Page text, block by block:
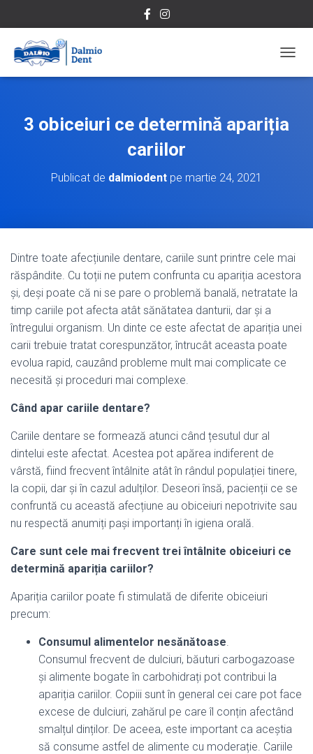
O
Ă
3 obiceiuri ce determină apariția
cariilor
Publicat de dalmiodent pe martie 24, 2021
Dintre toate afecțiunile dentare, cariile sunt printre cele mai
răspândite. Cu toții ne putem confrunta cu apariția acestora
și, deși poate că ni se pare o problemă banală, netratate la
timp cariile pot afecta atât sănătatea danturii, dar și a
întregului organism. Un dinte ce este afectat de apariția unei
carii trebuie tratat corespunzător, întrucât aceasta poate
evolua rapid, cauzând probleme mult mai complicate ce
necesită și proceduri mai complexe.
Când apar cariile dentare?
Cariile dentare se formează atunci când țesutul dur al
dintelui este afectat. Acestea pot apărea indiferent de
vârstă, fiind frecvent întâlnite atât în rândul populației tinere,
la copii, dar și în cazul adulților. Deseori însă, pacienții ce se
confruntă cu această afecțiune au obiceiuri nepotrivite sau
nu respectă anumiți pași importanți în igiena orală.
Care sunt cele mai frecvent trei întâlnite obiceiuri ce
determină apariția cariilor?
Apariția cariilor poate fi stimulată de diferite obiceiuri
precum:
Consumul alimentelor nesănătoase.
Consumul frecvent de dulciuri, băuturi carbogazoase
și alimente bogate în carbohidrați pot contribui la
apariția cariilor. Copiii sunt în general cei care pot face
excese de dulciuri, zahărul pe care îl conțin afectând
smalțul dinților. De aceea, este important ca aceștia
să consume astfel de alimente cu moderație. Cariile